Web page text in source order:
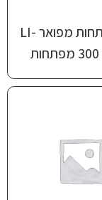
ארון מפתחות מפואר ‎LI-